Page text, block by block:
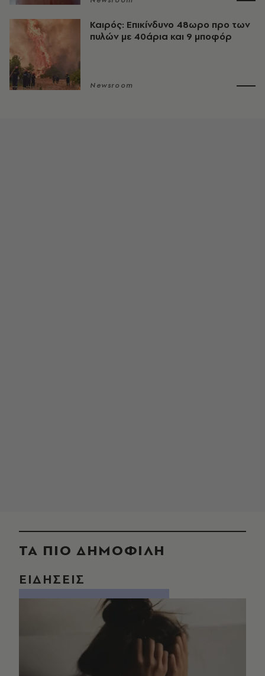
Καιρός: Επικίνδυνο 48ωρο προ των
πυλών με 40άρια και 9 μποφόρ
Newsroom
ΤΑ ΠΙΟ ΔΗΜΟΦΙΛΗ
ΕΙΔΗΣΕΙΣ